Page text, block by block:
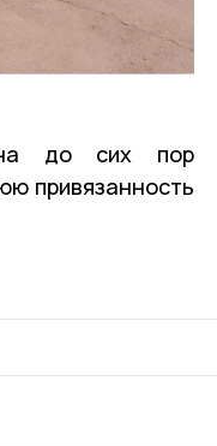
до сих пор
привязанность